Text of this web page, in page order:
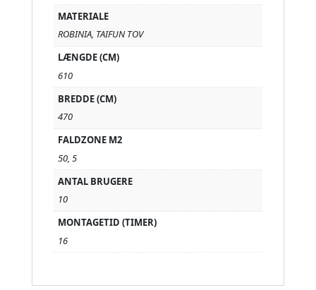
MATERIALE
ROBINIA, TAIFUN TOV
LÆNGDE (CM)
610
BREDDE (CM)
470
FALDZONE M2
50, 5
ANTAL BRUGERE
10
MONTAGETID (TIMER)
16